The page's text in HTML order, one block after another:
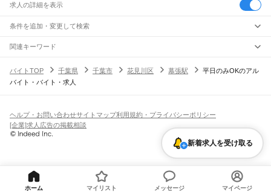
求人の詳細を表示
条件を追加・変更して検索
市区町村を追加・変更
千葉県すべて
千葉市 すべて
旭市習志野市柏市勝浦市市原市流山市八千代市我孫子市鴨川市鎌ケ谷市
君津市富津市浦安市 印西市白井市富里市南房総市
匝瑳市香取市 印旛郡 香取郡山武郡 長生郡夷隅郡
駅を追加・変更
JR中央・総武線
市川駅本八幡駅下総中山駅 津田沼駅幕張本郷駅幕張駅
新検見川駅
南酒々井駅
日向駅 横芝駅飯倉駅 干潟駅
飯岡駅倉橋駅 松岸駅銚子駅
職種を追加・変更
飲食・フードサービスすべて
ホールスタッフキッチンスタッフ
パン屋（ベーカリー）
バー（BAR）・バーテンダー
飲食店（店長・マネージャー）
営業テレフォンアポインター（テレアポ） ルートセールス
フードカウンター販売員
アパレル
家電量販店・携帯販売（携帯ショップ）
販売店（店長・マネージャー） その他販売
人気
日払いOK高校生歓迎 髪型・髪色自由
留学生・外国人活躍中
シフト
土日祝のみOK
平日のみOK 週1日からOK 週2・3日からOK
週4日以上OK
雇用形態を追加・変更
派遣社員
業務委託
関連キーワード
バイトTOP
千葉県 千葉市 花見川区 幕張駅
平日のみOKのアル
バイト・バイト・求人
新着求人を受け取る
ヘルプ・お問い合わせサイトマップ利用規約・プライバシーポリシー
[企業]求人広告の掲載相談
ホーム マイリスト メッセージ マイページ